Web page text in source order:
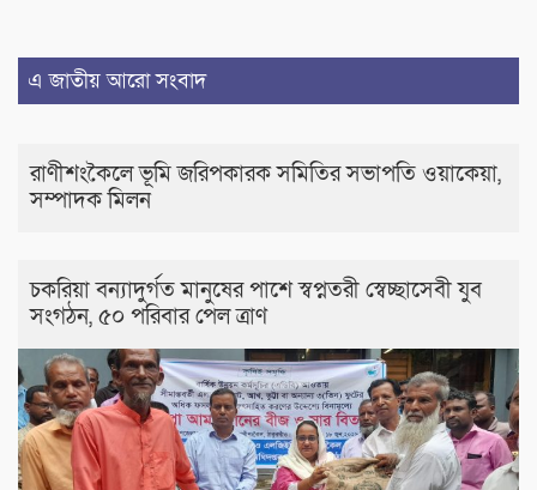
এ জাতীয় আরো সংবাদ
রাণীশংকৈলে ভূমি জরিপকারক সমিতির সভাপতি ওয়াকেয়া,
সম্পাদক মিলন
চকরিয়া বন্যাদুর্গত মানুষের পাশে স্বপ্নতরী স্বেচ্ছাসেবী যুব
সংগঠন, ৫০ পরিবার পেল ত্রাণ